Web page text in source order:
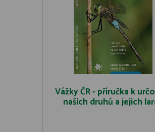
Vážky ČR - příručka k
našich druhů a jejich